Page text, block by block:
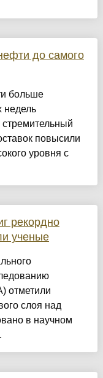
до самого
больше
недель
стремительный
повысили
уровня с
рекордно
ученые
отметили
слоя над
в научном